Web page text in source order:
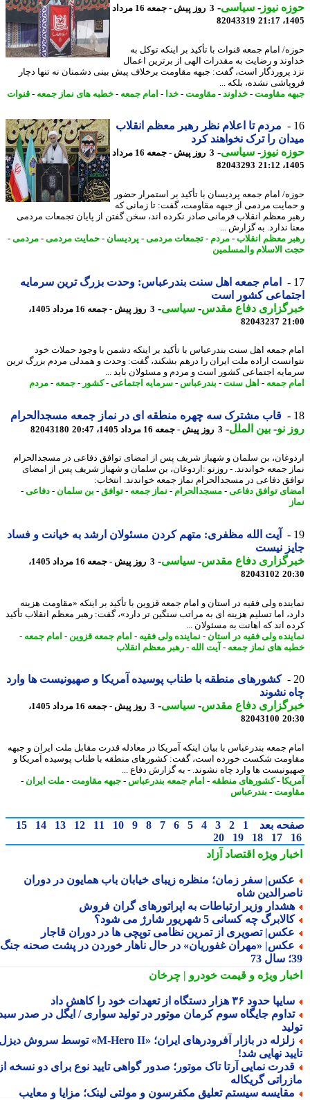
نیوز-سیاسی-
3 روز پیش - جمعه 16 مرداد
82043319
امام جمعه قنوات با تأکید بر اینکه توکل به
و رضایت به مقدرات الهی از برترین اعمال
پروردگار است، گفت: جبهه مقاومت برخلاف پیش بینی دشمنان نه تنها دچار
نشده، بلکه ...
مقاومت-خداوند-مقاومت-خدا-امام جمعه-خطبه های نماز جمعه-قنوات
مردم تا اعلام نظر رهبر معظم انقلاب
را ترک نخواهند کرد
نیوز-سیاسی-
3 روز پیش - جمعه 16 مرداد
82043293
امام جمعه پردیسان با تأکید بر استمرار حضور
مردمی از جبهه مقاومت، گفت: تا زمانی که
معظم انقلاب فرمانی صادر نکرده اند، سخن گفتن از پایان تجمعات مردمی
ندارد. به گزارش ...
معظم انقلاب-مردم- تجمعات مردمی -پردیسان-حمایت مردمی -مردمی -
الاسلام والمسلمین
امام جمعه اهل سنت بندرعباس: وحدت بزرگ ترین سرمایه
کشور است
دفاع مقدس-سیاسی-
3 روز پیش - جمعه 16 مرداد 1405،
82043237
جمعه اهل سنت بندرعباس با تأکید بر اینکه دشمن با وجود حملات خود
اراده ملت ایران را درهم بشکند، گفت: وحدت و همدلی مردم بزرگ ترین
اجتماعی کشور است و مردم و مسئولان باید ...
جمعه-اهل سنت-بندرعباس-سرمایه اجتماعی-کشور-جمعه-مردم
قاب مشترک سه چهره منطقه ای در نماز جمعه مسجدالحرام
نو- بین الملل-3 روز پیش - جمعه 16 مرداد 1405، 20:47 82043180
بن سلمان و شهباز شریف پس از امضای توافق دفاعی در مسجدالحرام
جمعه خواندند. - روزنو :اردوغان، بن سلمان و شهباز شریف پس از امضای
دفاعی در مسجدالحرام نماز جمعه خواندند. انتخاب:
توافق دفاعی-مسجدالحرام- نماز جمعه-توافق-بن سلمان-دفاعی-
آیت الله مظفری: متهم کردن مسئولان ارشد به خیانت و فساد
نیست
دفاع مقدس-سیاسی-
3 روز پیش - جمعه 16 مرداد 1405،
82043102
ولی فقیه در استان و امام جمعه قزوین با تأکید بر اینکه «مقاومت هزینه
اما تسلیم هزینه ای به مراتب سنگین تر دارد»، گفت: رهبر معظم انقلاب تأکید
اند که اهانت به مسئولان ...
ولی فقیه در استان-نماینده ولی فقیه -امام جمعه قزوین -امام جمعه-
های نماز جمعه-آیت الله-رهبر معظم انقلاب
کشورهای منطقه با طناب پوسیده آمریکا و صهیونیست ها وارد
نشوند
دفاع مقدس-سیاسی-
3 روز پیش - جمعه 16 مرداد 1405،
82043100
جمعه بندرعباس با بیان اینکه آمریکا در معادله قدرت مقابل ملت ایران و جبهه
شکست خورده است، گفت: کشورهای منطقه با طناب پوسیده آمریکا و
ها وارد چاه نشوند. - به گزارش دفاع ...
- کشورهای منطقه-امام جمعه بندرعباس-جبهه مقاومت-ملت ایران -
-بندرعباس
بعد 1
2
3
4
5
6
7
8
9
10
11
12
13
14
15
17
18
19
20
ویژهاقتصاد آزاد
سفر زمان؛ منظره زیبای خیابان باب همایون در دوران
شاه
وزیر ارتباطات به اپراتورهای گران فروش
چه کسانی 5 شهریور شارژ می شود؟
تصویری از تمرین نظامی توپچی ها در دوران قاجار
«مهران غفوریان» در حال ناهار خوردن در پشت صحنه جنگ
ویژهو قیمت خودرو | چرخان
حدود ۳۶ هزار دستگاه از تعهدات خود را کاهش داد
جایگاه سوم کرمان موتور در تولید سواری / ایگل در صدر سبد
زلزله در بازار آفرودرهای ایران؛ «M-Hero II» توسط سروش دیزل
نهایی شد!
نمایی آرتا تاک موتور؛ صدور گواهی تایید نوع برای دو نسخه از
گریکاله
سیستم تعلیق مکفرسون و مولتی لینک؛ مزایا و معایب